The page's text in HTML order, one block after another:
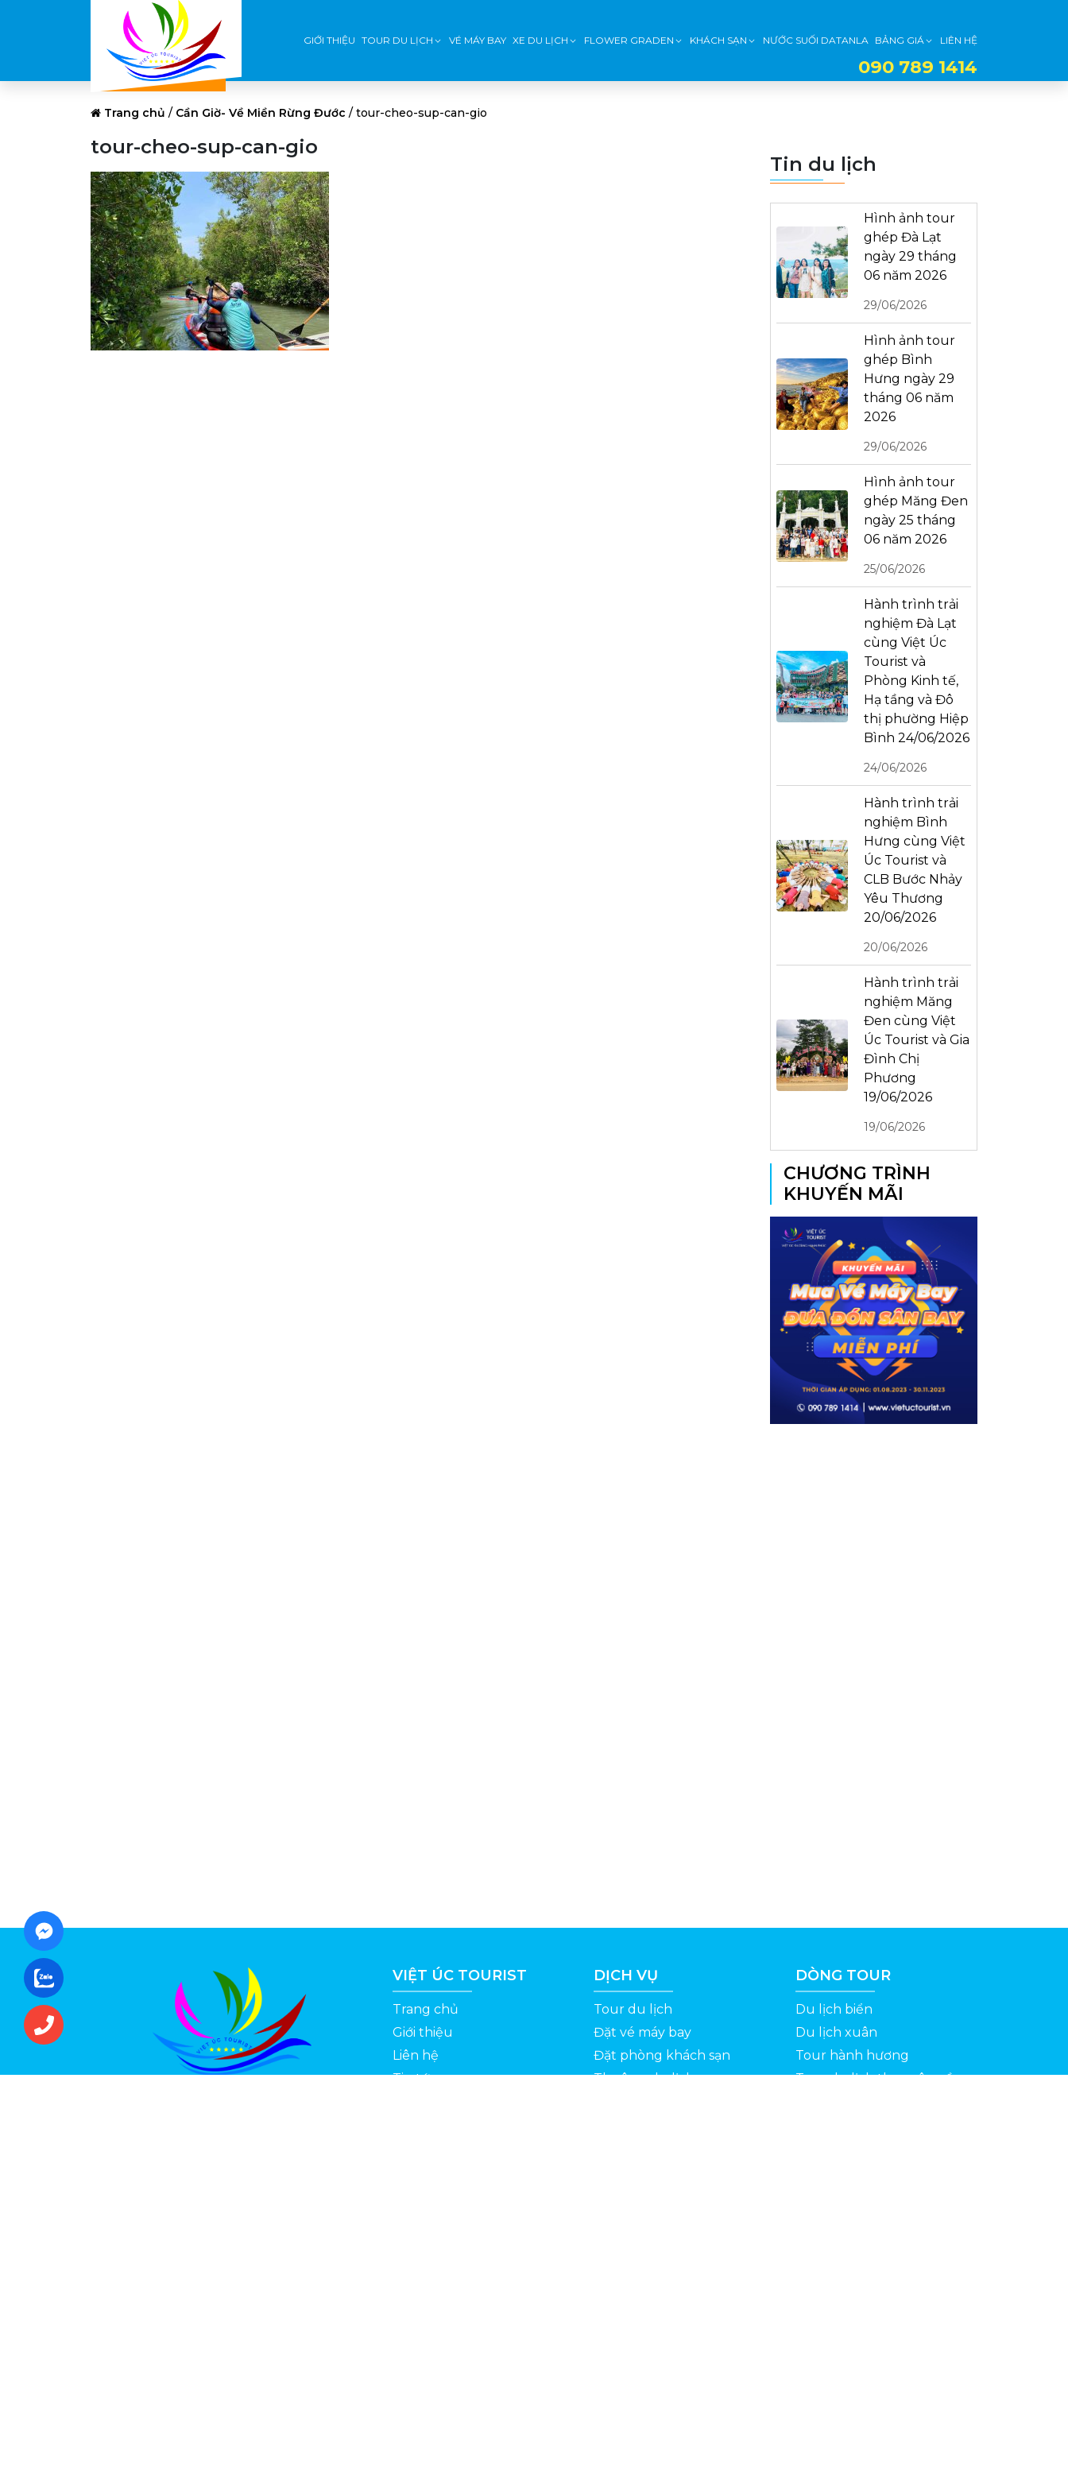
GIỚI THIỆU TOUR DU LỊCH VÉ MÁY BAY XE DU LỊCH FLOWER GRADEN KHÁCH SẠN NƯỚC SUỐI DATANLA BẢNG GIÁ LIÊN HỆ
090 789 1414
Trang chủ / Cần Giờ- Về Miền Rừng Đước / tour-cheo-sup-can-gio
tour-cheo-sup-can-gio
Tin du lịch
Hình ảnh tour
ghép Đà Lạt
ngày 29 tháng
06 năm 2026
29/06/2026
Hình ảnh tour
ghép Bình
Hưng ngày 29
tháng 06 năm
2026
29/06/2026
Hình ảnh tour
ghép Măng Đen
ngày 25 tháng
06 năm 2026
25/06/2026
Hành trình trải
nghiệm Đà Lạt
cùng Việt Úc
Tourist và
Phòng Kinh tế,
Hạ tầng và Đô
thị phường Hiệp
Bình 24/06/2026
24/06/2026
Hành trình trải
nghiệm Bình
Hưng cùng Việt
Úc Tourist và
CLB Bước Nhảy
Yêu Thương
20/06/2026
20/06/2026
Hành trình trải
nghiệm Măng
Đen cùng Việt
Úc Tourist và Gia
Đình Chị
Phương
19/06/2026
19/06/2026
CHƯƠNG TRÌNH
KHUYẾN MÃI
VIỆT ÚC TOURIST
Trang chủ
Giới thiệu
Liên hệ
Tin tức
DỊCH VỤ
Tour du lịch
Đặt vé máy bay
Đặt phòng khách sạn
Thuê xe du lịch
DÒNG TOUR
Du lịch biển
Du lịch xuân
Tour hành hương
Tour du lịch theo yêu cầu